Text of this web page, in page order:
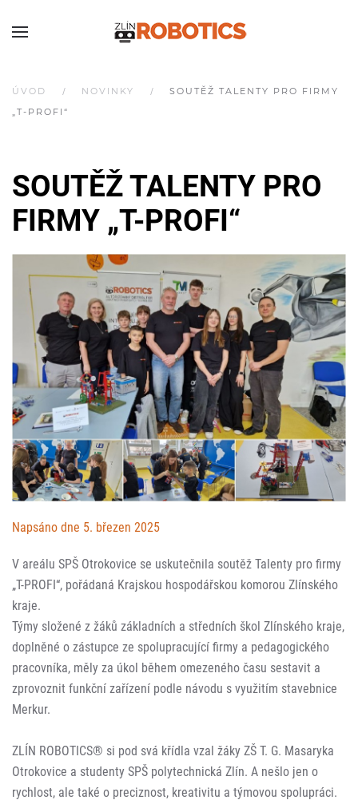
ÚVOD NOVINKY
SOUTĚŽ TALENTY PRO FIRMY
„T-PROFI“
SOUTĚŽ TALENTY PRO
FIRMY „T-PROFI“
Napsáno dne 5. březen 2025
V areálu SPŠ Otrokovice se uskutečnila soutěž Talenty pro firmy
„T-PROFI“, pořádaná Krajskou hospodářskou komorou Zlínského
kraje.
Týmy složené z žáků základních a středních škol Zlínského kraje,
doplněné o zástupce ze spolupracující firmy a pedagogického
pracovníka, měly za úkol během omezeného času sestavit a
zprovoznit funkční zařízení podle návodu s využitím stavebnice
Merkur.
ZLÍN ROBOTICS® si pod svá křídla vzal žáky ZŠ T. G. Masaryka
Otrokovice a studenty SPŠ polytechnická Zlín. A nešlo jen o
rychlost, ale také o preciznost, kreativitu a týmovou spolupráci.